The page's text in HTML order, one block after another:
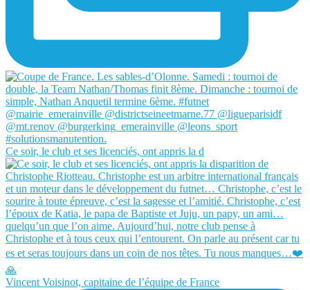
Ce soir, le club et ses licenciés, ont appris la d
Vincent Voisinot, capitaine de l’équipe de France